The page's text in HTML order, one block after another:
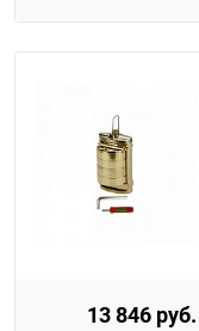
13 846 руб.